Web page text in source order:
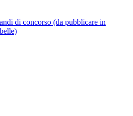
di concorso (da pubblicare in